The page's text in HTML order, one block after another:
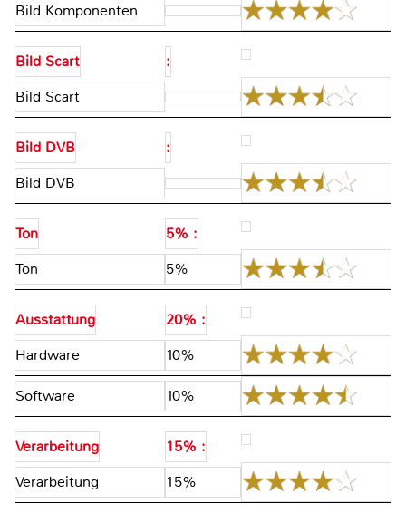
Bild Komponenten
Bild Scart
:
Bild Scart
Bild DVB
:
Bild DVB
Ton
5% :
Ton
5%
Ausstattung
20% :
Hardware
10%
Software 10%
Verarbeitung
15% :
Verarbeitung
15%